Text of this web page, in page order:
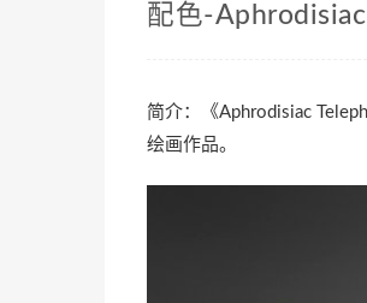
配色-
简介：《Aphrodisiac
绘画作品。